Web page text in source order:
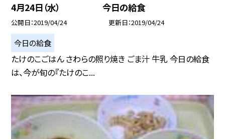
4月24日（水） 今日の給食
公開日 2019/04/24 更新日 2019/04/24
今日の給食
たけのこごはん さわらの照り焼き ごま汁 牛乳 今日の給食
は、今が旬の『たけのこ...